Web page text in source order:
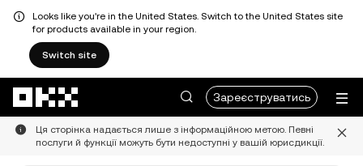
Looks like you're in the United States. Switch to the United States site
for products available in your region.
Switch site
Зареєструватись
Ця сторінка надається лише з інформаційною метою. Певні
послуги й функції можуть бути недоступні у вашій юрисдикції.